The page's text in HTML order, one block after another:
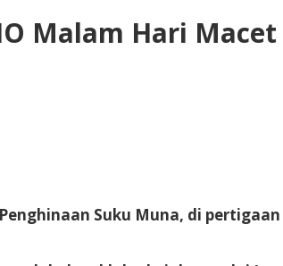
Malam Hari Macet
Suku Muna, di pertigaan